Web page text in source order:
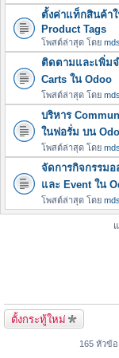
ตั้งค่าแท็กสินค้า
Product Tags
โพสต์ล่าสุด โดย
ติดตามและเพิ่ม
Carts ใน Odoo
โพสต์ล่าสุด โดย
บริหาร
ในฟอรั่ม บน
โพสต์ล่าสุด โดย
จัดการกิจกรรม
และ Event ใน
โพสต์ล่าสุด โดย
ตั้งกระทู้ใหม่
165 หัวข้อ